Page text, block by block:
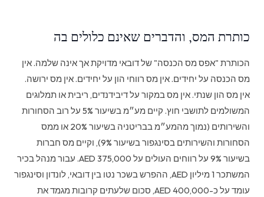
כותרת המס, והדברים שאינם כלולים בה
הכותרת "אפס מס הכנסה" של דובאי מדויקת אך אינה שלמה. אין
מס הכנסה על יחידים. אין מס רווחי הון על יחידים. אין מס ירושה.
אין מס הון שנתי. אין מס במקור על דיבידנדים, ריבית או תמלוגים
המשולמים לתושבי חוץ. קיים מע״מ בשיעור 5% על רוב הסחורות
והשירותים (נמוך מהמע״מ בבריטניה בשיעור 20% או ממס
הסחורות והשירותים בסינגפור בשיעור 9%), וקיים מס חברות
בשיעור 9% על רווחים העולים על 375,000 AED. עבור מנהל בכיר
המשתכר 1 מיליון AED, ההפרש בשכר נטו בין דובאי, לונדון וסינגפור
עומד על כ-400,000 AED, סכום שלעתים קרובות מגמד את